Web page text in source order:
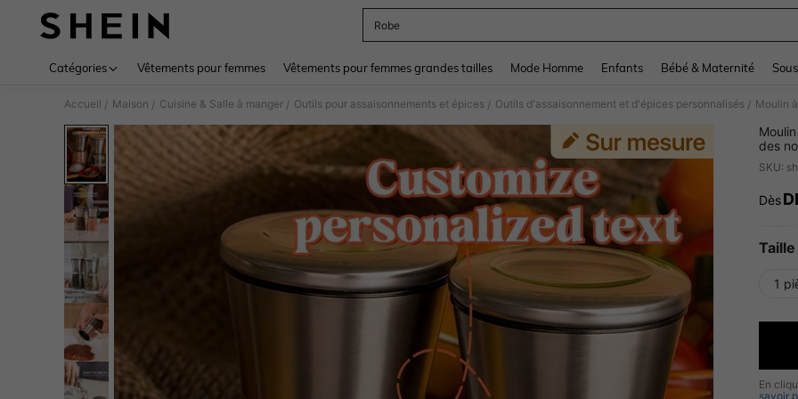
Robe
Catégories Vêtements pour femmes Vêtements pour femmes grandes tailles Mode Homme Enfants Bébé & Maternité
Accueil / Maison / Cuisine & Salle à manger / Outils pour assaisonnements et épices / Outils d'assaisonnement et d'épices personnalisés /
des
avec
avec
SKU:
Dès
Taille
1
En
savoir